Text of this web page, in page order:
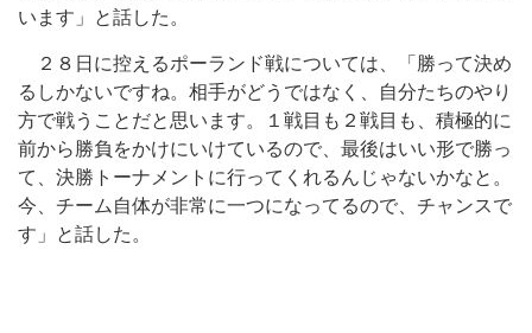
います」と話した。
２８日に控えるポーランド戦については、「勝って決め
るしかないですね。相手がどうではなく、自分たちのやり
方で戦うことだと思います。１戦目も２戦目も、積極的に
前から勝負をかけにいけているので、最後はいい形で勝っ
て、決勝トーナメントに行ってくれるんじゃないかなと。
今、チーム自体が非常に一つになってるので、チャンスで
す」と話した。